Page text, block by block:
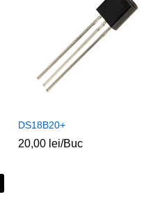
DS18B20+
20,00 lei/Buc